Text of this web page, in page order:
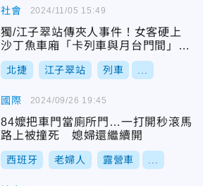
社會
獨/江子翠站傳夾人事件！女客硬上
沙丁魚車廂「卡列車與月台門間」北
捷證實
北捷 江子翠站 列車
2024/11/05 15:49
國際
84嬤把車門當廁所門…一打開秒滾馬
路上被撞死 媳婦還繼續開
西班牙 老婦人 露營車
2024/09/26 19:45